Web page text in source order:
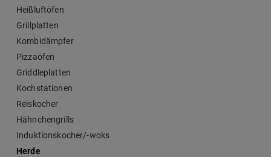
Heißluftöfen
Grillplatten
Kombidämpfer
Pizzaöfen
Griddleplatten
Kochstationen
Reiskocher
Hähnchengrills
Induktionskocher/-woks
Herde